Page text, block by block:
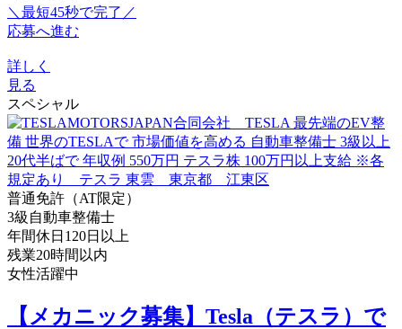
＼最短45秒で完了／
応募へ進む
詳しく
見る
スペシャル
普通免許（AT限定）
3級自動車整備士
年間休日120日以上
残業20時間以内
女性活躍中
【メカニック募集】Tesla（テスラ）で